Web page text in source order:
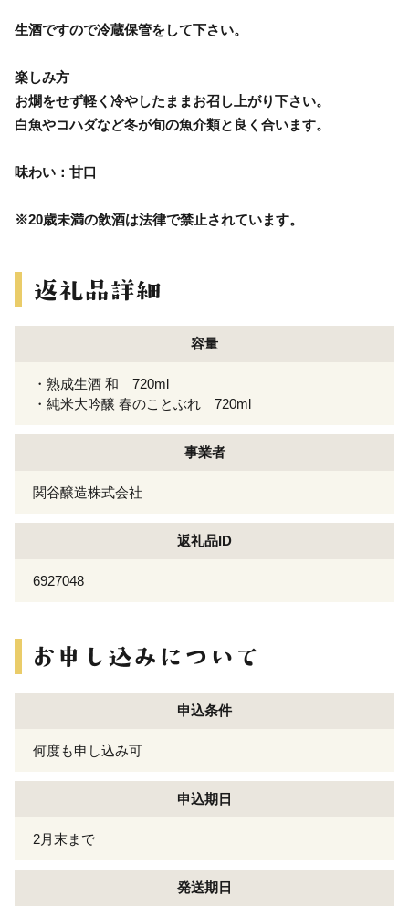
生酒ですので冷蔵保管をして下さい。
楽しみ方
お燗をせず軽く冷やしたままお召し上がり下さい。
白魚やコハダなど冬が旬の魚介類と良く合います。
味わい：甘口
※20歳未満の飲酒は法律で禁止されています。
容量
・熟成生酒 和 720ml
・純米大吟醸 春のことぶれ 720ml
事業者
関谷醸造株式会社
返礼品ID
6927048
申込条件
何度も申し込み可
申込期日
2月末まで
発送期日